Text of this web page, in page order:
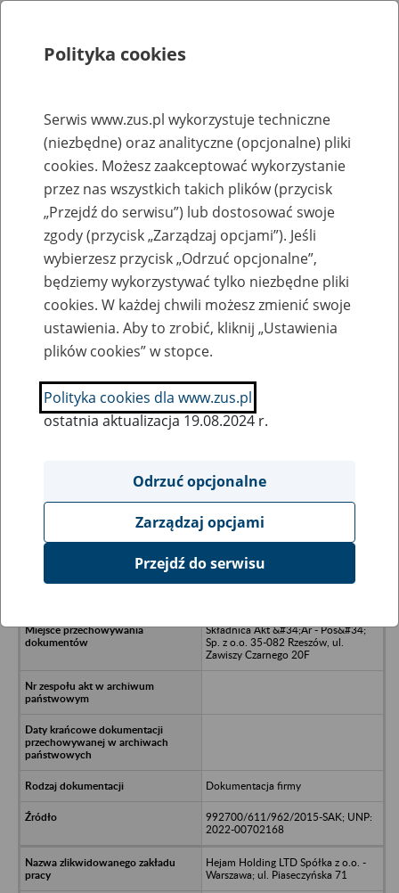
Rejestry, ewidencje i archiwa
Baza zlikwidowanych lub
przekształconych zakładów pracy
Nazwa zakładu pracy:
SZUKAJ
Ukryj wszystkie pozycje bazy
ARGUS Spółka z o.o. - Jasło, ul.
Składnica Akt &#34;Ar - Pos&#34;
Sp. z o.o. 35-082 Rzeszów, ul.
Zawiszy Czarnego 20F
Dokumentacja firmy
992700/611/962/2015-SAK; UNP:
2022-00702168
Hejam Holding LTD Spółka z o.o. -
Warszawa; ul. Piaseczyńska 71
Polityka cookies
Serwis www.zus.pl wykorzystuje techniczne
(niezbędne) oraz analityczne (opcjonalne) pliki
cookies. Możesz zaakceptować wykorzystanie
przez nas wszystkich takich plików (przycisk
„Przejdź do serwisu”) lub dostosować swoje
zgody (przycisk „Zarządzaj opcjami”). Jeśli
wybierzesz przycisk „Odrzuć opcjonalne”,
będziemy wykorzystywać tylko niezbędne pliki
cookies. W każdej chwili możesz zmienić swoje
ustawienia. Aby to zrobić, kliknij „Ustawienia
plików cookies” w stopce.
Polityka cookies dla www.zus.pl
ostatnia aktualizacja 19.08.2024 r.
Odrzuć opcjonalne
Zarządzaj opcjami
Przejdź do serwisu